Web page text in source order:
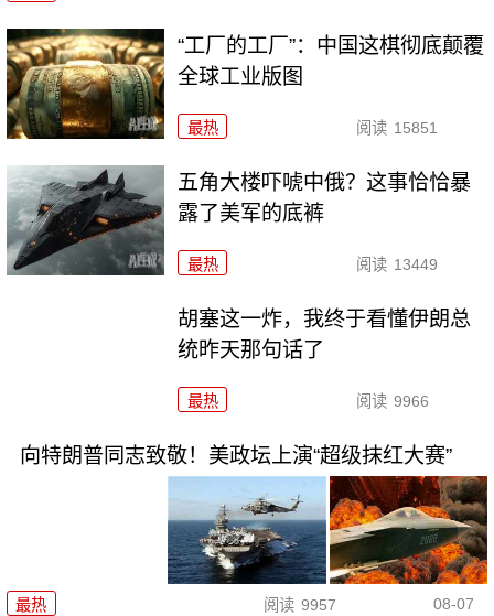
“工厂的工厂”：中国这棋彻底颠覆
全球工业版图
最热 阅读 15851
五角大楼吓唬中俄？这事恰恰暴
露了美军的底裤
最热 阅读 13449
胡塞这一炸，我终于看懂伊朗总
统昨天那句话了
最热 阅读 9966
向特朗普同志致敬！美政坛上演“超级抹红大赛”
最热 阅读 9957 08-07